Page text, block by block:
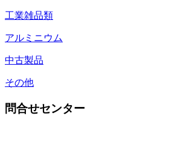
工業雑品類
アルミニウム
中古製品
その他
問合せセンター